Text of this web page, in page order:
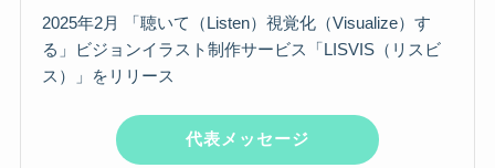
2025年2月 「聴いて（Listen）視覚化（Visualize）す
る」ビジョンイラスト制作サービス「LISVIS（リスビ
ス）」をリリース
代表メッセージ